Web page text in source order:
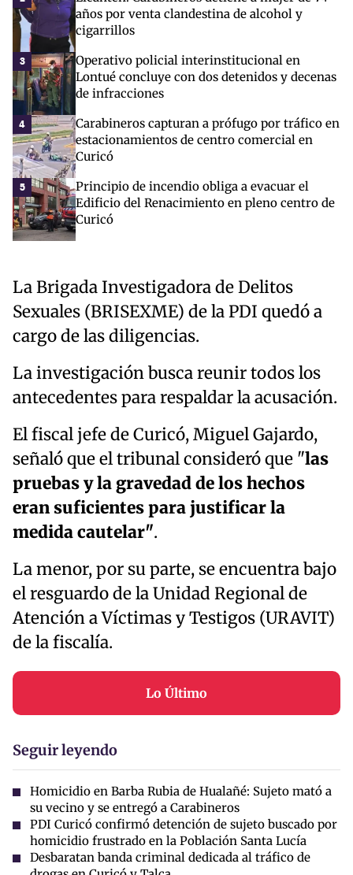
años por venta clandestina de alcohol y
cigarrillos
3
Operativo policial interinstitucional en
Lontué concluye con dos detenidos y decenas
de infracciones
4
Carabineros capturan a prófugo por tráfico en
estacionamientos de centro comercial en
Curicó
5
Principio de incendio obliga a evacuar el
Edificio del Renacimiento en pleno centro de
Curicó
La Brigada Investigadora de Delitos
Sexuales (BRISEXME) de la PDI quedó a
cargo de las diligencias.
La investigación busca reunir todos los
antecedentes para respaldar la acusación.
El fiscal jefe de Curicó, Miguel Gajardo,
señaló que el tribunal consideró que "las
pruebas y la gravedad de los hechos
eran suficientes para justificar la
medida cautelar".
La menor, por su parte, se encuentra bajo
el resguardo de la Unidad Regional de
Atención a Víctimas y Testigos (URAVIT)
de la fiscalía.
Lo Último
Seguir leyendo
Homicidio en Barba Rubia de Hualañé: Sujeto mató a
su vecino y se entregó a Carabineros
PDI Curicó confirmó detención de sujeto buscado por
homicidio frustrado en la Población Santa Lucía
Desbaratan banda criminal dedicada al tráfico de